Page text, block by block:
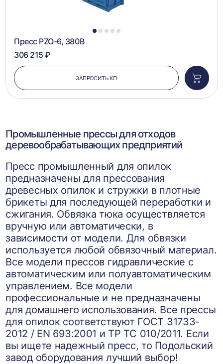
1 2 3 4 5
Пресс PZO-6, 380В
306 215 ₽
ЗАПРОСИТЬ КП
в
Промышленные прессы для отходов
деревообрабатывающих предприятий
Пресс промышленный для опилок
предназначены для прессования
древесных опилок и стружки в плотные
брикеты для последующей переработки и
сжигания. Обвязка тюка осуществляется
вручную или автоматически, в
зависимости от модели. Для обвязки
используется любой обвязочный материал.
Все модели прессов гидравлические с
автоматическим или полуавтоматическим
управлением. Все модели
профессиональные и не предназначены
для домашнего использования. Все прессы
для опилок соответствуют ГОСТ 31733-
2012 / EN 693:2001 и ТР ТС 010/2011. Если
вы ищете надежный пресс, то Подольский
завод оборудования лучший выбор!